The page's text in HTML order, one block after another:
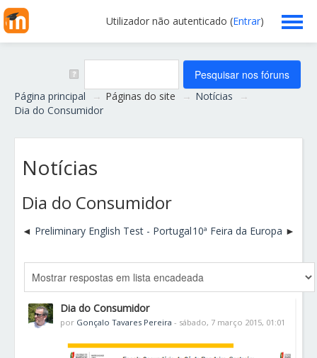
Utilizador não autenticado (Entrar)
Professores
Clubes/Projetos
Serviços
Funcionários
Ajuda
Português - Portugal ‎(pt)‎
Página principal → Páginas do site → Notícias
→
Dia do Consumidor
Notícias
Dia do Consumidor
Preliminary English Test - Portugal10ª Feira da Europa
Dia do Consumidor
por Gonçalo Tavares Pereira - sábado, 7 março 2015, 01:01